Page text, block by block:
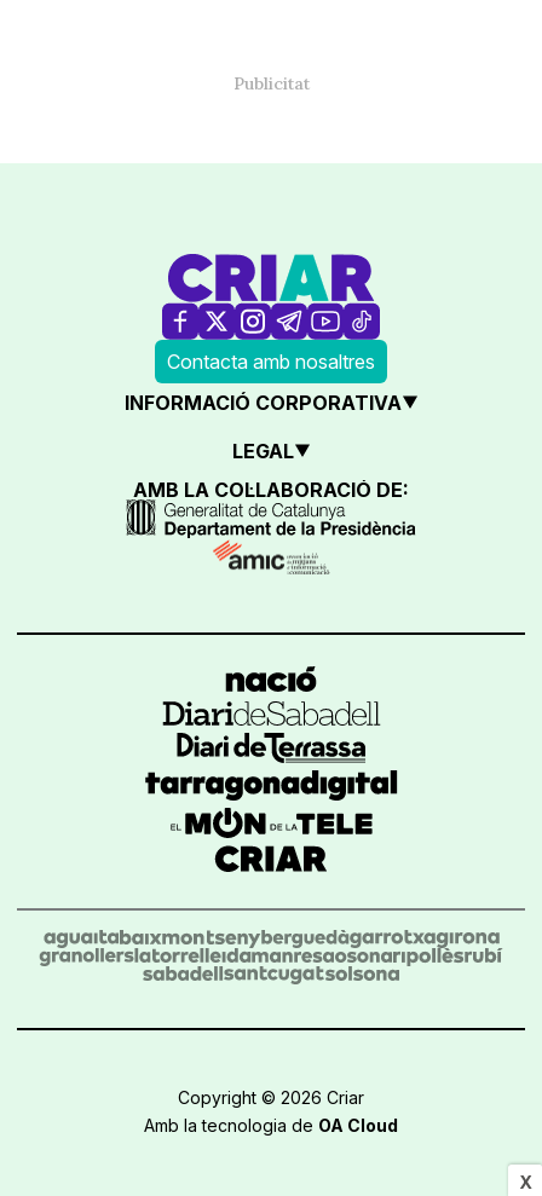
X
Contacta amb nosaltres
INFORMACIÓ CORPORATIVA
LEGAL
AMB LA COL·LABORACIÓ DE:
Copyright © 2026 Criar
Amb la tecnologia de OA Cloud